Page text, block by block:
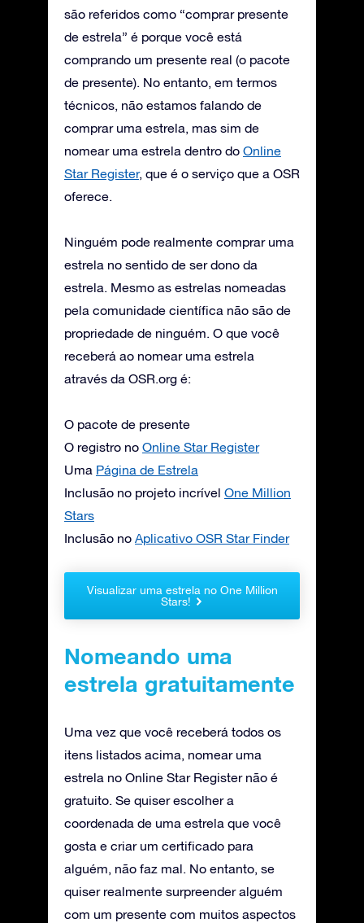
são referidos como “comprar presente
de estrela” é porque você está
comprando um presente real (o pacote
de presente). No entanto, em termos
técnicos, não estamos falando de
comprar uma estrela, mas sim de
nomear uma estrela dentro do Online
Star Register, que é o serviço que a OSR
oferece.
Ninguém pode realmente comprar uma
estrela no sentido de ser dono da
estrela. Mesmo as estrelas nomeadas
pela comunidade científica não são de
propriedade de ninguém. O que você
receberá ao nomear uma estrela
através da OSR.org é:
O pacote de presente
O registro no Online Star Register
Uma Página de Estrela
Inclusão no projeto incrível One Million
Stars
Inclusão no Aplicativo OSR Star Finder
Visualizar uma estrela no One Million
Stars!
Nomeando uma
estrela gratuitamente
Uma vez que você receberá todos os
itens listados acima, nomear uma
estrela no Online Star Register não é
gratuito. Se quiser escolher a
coordenada de uma estrela que você
gosta e criar um certificado para
alguém, não faz mal. No entanto, se
quiser realmente surpreender alguém
com um presente com muitos aspectos